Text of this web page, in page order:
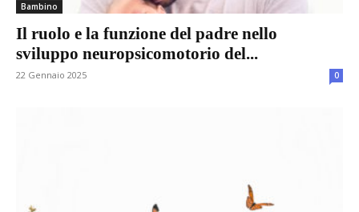
Bambino
Il ruolo e la funzione del padre nello
sviluppo neuropsicomotorio del...
22 Gennaio 2025 0